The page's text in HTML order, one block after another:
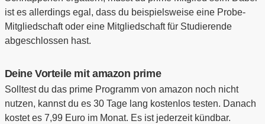
ist es allerdings egal, dass du beispielsweise eine Probe-
Mitgliedschaft oder eine Mitgliedschaft für Studierende
abgeschlossen hast.
Deine Vorteile mit amazon prime
Solltest du das prime Programm von amazon noch nicht
nutzen, kannst du es 30 Tage lang kostenlos testen. Danach
kostet es 7,99 Euro im Monat. Es ist jederzeit kündbar.